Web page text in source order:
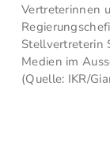
Vertreterinnen
Stellvertreterin
Medien im
(Quelle: IKR/